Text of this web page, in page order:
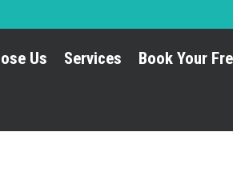
Us Services Book Your